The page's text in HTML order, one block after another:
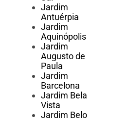
Jardim
Antuérpia
Jardim
Aquinópolis
Jardim
Augusto de
Paula
Jardim
Barcelona
Jardim Bela
Vista
Jardim Belo